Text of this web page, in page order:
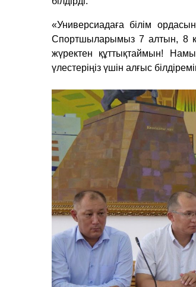
«Универсиадаға білім
Спортшыларымыз 7 алтын, 8
жүректен құттықтаймын!
үлестеріңіз үшін